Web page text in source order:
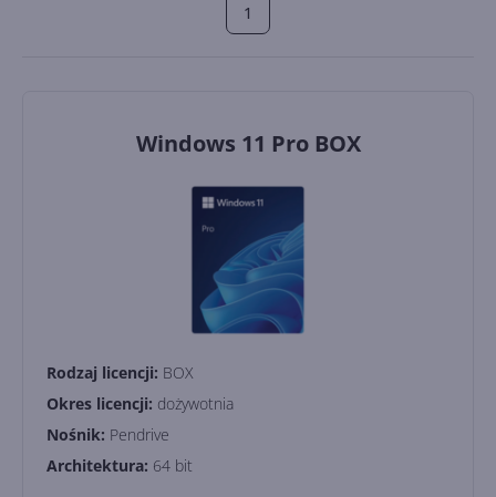
1
Windows 11 Pro BOX
Rodzaj licencji: BOX
Okres licencji: dożywotnia
Nośnik: Pendrive
Architektura: 64 bit